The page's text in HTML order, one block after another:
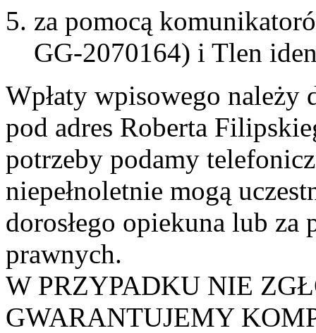
za pomocą
GG-2070164) i Tlen
Wpłaty wpisowego należy
pod adres Roberta
potrzeby podamy
niepełnoletnie mogą
dorosłego opiekuna lub za
prawnych.
W PRZYPADKU NIE
GWARANTUJEMY